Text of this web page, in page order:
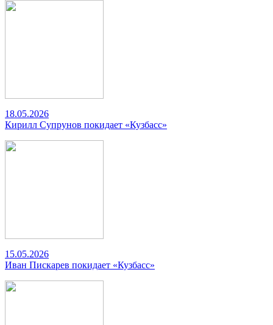
18.05.2026
Кирилл Супрунов покидает «Кузбасс»
15.05.2026
Иван Пискарев покидает «Кузбасс»